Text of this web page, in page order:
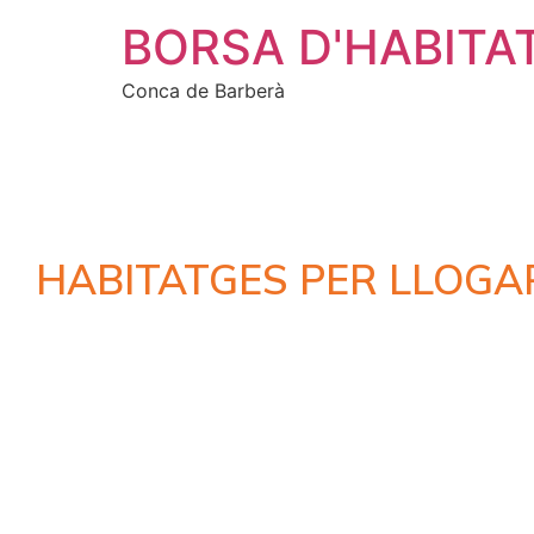
BORSA
Conca de Barberà
HABITATGES PER